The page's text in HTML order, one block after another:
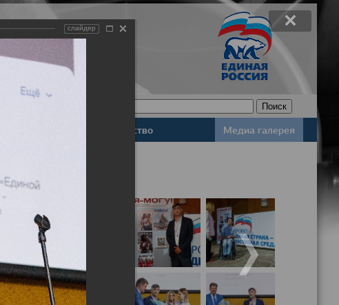
Законодательство Медиа галерея
слайдер